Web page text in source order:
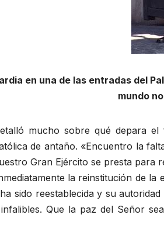
en una de las entradas del
mundo
mucho sobre qué depara
de antaño. «Encuentro la
Gran Ejército se presta
la reinstitución de
sido reestablecida y su
Que la paz del Señor